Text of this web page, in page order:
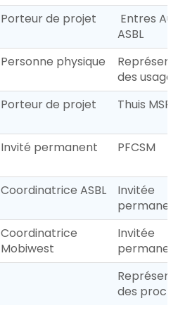
Porteur de projet
Entres
ASBL
Personne physique
des
Porteur de projet Thuis MSP
Invité permanent PFCSM
Coordinatrice ASBL
Invitée
Coordinatrice
Mobiwest
Invitée
des